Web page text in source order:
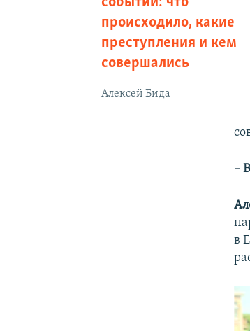
происходило, какие
преступления и кем
совершались
Алексей Бида
–
в